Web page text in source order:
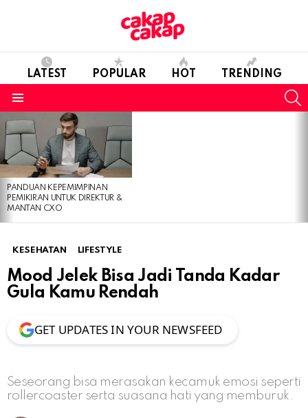
LATEST POPULAR HOT TRENDING
LATEST
STORIES
PANDUAN KEPEMIMPINAN
PEMIKIRAN UNTUK DIREKTUR &
MANTAN CXO
KESEHATAN LIFESTYLE
Mood Jelek Bisa Jadi Tanda Kadar
Gula Kamu Rendah
GET UPDATES IN YOUR NEWSFEED
Seseorang bisa merasakan kecamuk emosi seperti
rollercoaster serta suasana hati yang memburuk.